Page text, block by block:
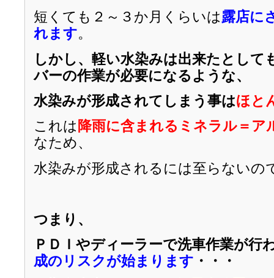
短くても２～３か月くらいは 露店に
れます。
しかし、軽い水染みは出来たとして
バーの作業が必要になるような、
水染みが形成されてしまう事はほと
これは 降雨に含まれるミネラル＝ア
なため、
水染みが形成されるには至らないの
つまり、
ＰＤＩやディーラーで洗車作業が行
成のリスクが始まります ・・・